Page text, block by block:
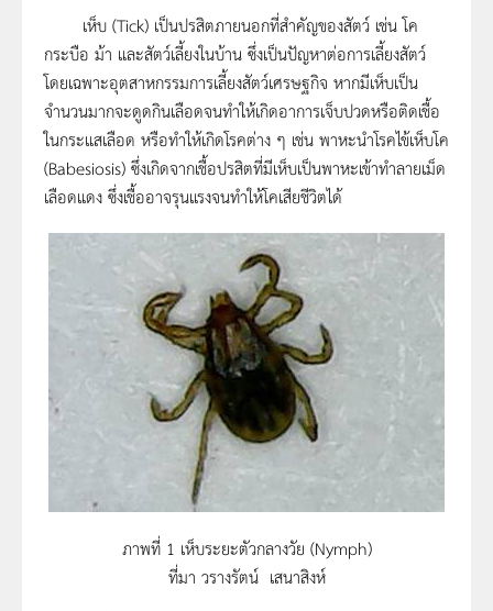
เห็บ (Tick) เป็นปรสิตภายนอกที่สำคัญของสัตว์ เช่น โค
กระบือ ม้า และสัตว์เลี้ยงในบ้าน ซึ่งเป็นปัญหาต่อการเลี้ยงสัตว์
โดยเฉพาะอุตสาหกรรมการเลี้ยงสัตว์เศรษฐกิจ หากมีเห็บเป็น
จำนวนมากจะดูดกินเลือดจนทำให้เกิดอาการเจ็บปวดหรือติดเชื้อ
ในกระแสเลือด หรือทำให้เกิดโรคต่าง ๆ เช่น พาหะนำโรคไข้เห็บโค
(Babesiosis) ซึ่งเกิดจากเชื้อปรสิตที่มีเห็บเป็นพาหะเข้าทำลายเม็ด
เลือดแดง ซึ่งเชื้ออาจรุนแรงจนทำให้โคเสียชีวิตได้
ภาพที่ 1 เห็บระยะตัวกลางวัย (Nymph)
ที่มา วรางรัตน์ เสนาสิงห์